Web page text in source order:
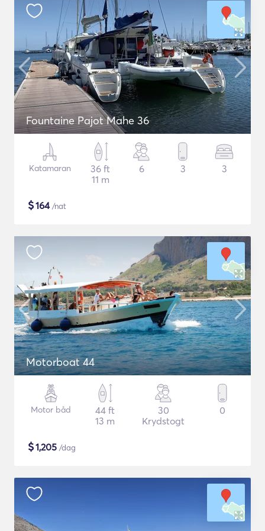
Fountaine Pajot Mahe 36
Katamaran
36 ft
11 m
6 3 3
$164/nat
Motorboat 44
Motor båd
44 ft
13 m
30
Krydstogt
0
$1,205 /dag